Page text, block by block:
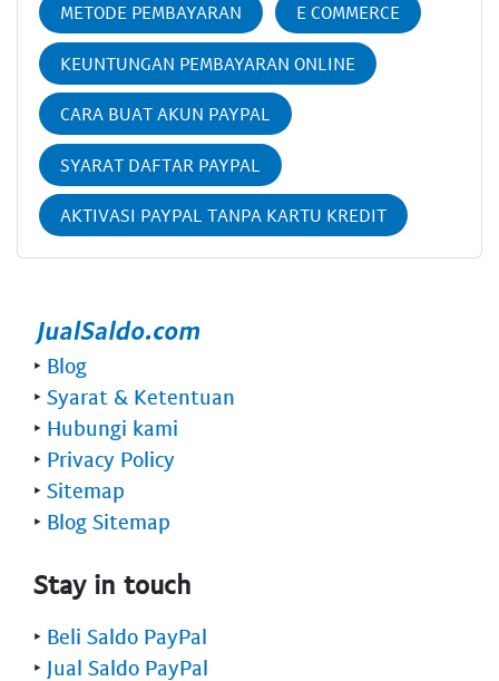
METODE PEMBAYARAN E COMMERCE
KEUNTUNGAN PEMBAYARAN ONLINE
CARA BUAT AKUN PAYPAL
SYARAT DAFTAR PAYPAL
AKTIVASI PAYPAL TANPA KARTU KREDIT
‣ Blog
‣ Syarat & Ketentuan
‣ Hubungi kami
‣ Privacy Policy
‣ Sitemap
‣ Blog Sitemap
Stay in touch
‣ Beli Saldo PayPal
‣ Jual Saldo PayPal